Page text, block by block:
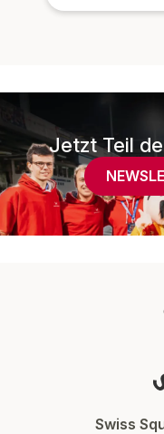
Jetzt Teil
Swiss